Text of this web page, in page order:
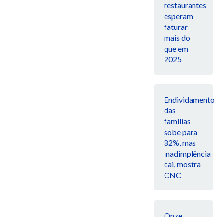
restaurantes
esperam
faturar
mais do
que em
2025
Endividamento
das
famílias
sobe para
82%, mas
inadimplência
cai, mostra
CNC